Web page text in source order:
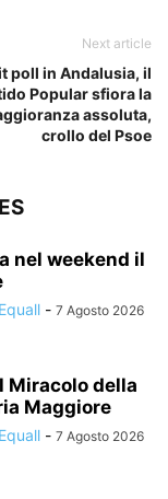
Next article
poll in Andalusia, il
Popular sfiora la
assoluta,
crollo del Psoe
nel weekend il
- 7 Agosto 2026
Miracolo della
Maggiore
- 7 Agosto 2026